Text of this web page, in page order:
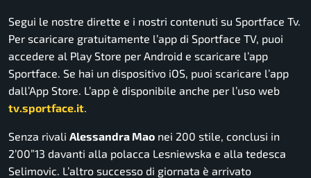
Segui le nostre dirette e i nostri contenuti su Sportface Tv.
Per scaricare gratuitamente l’app di Sportface TV, puoi
accedere al Play Store per Android e scaricare l’app
Sportface. Se hai un dispositivo iOS, puoi scaricare l’app
dall’App Store. L’app è disponibile anche per l’uso web
tv.sportface.it
Senza rivali Alessandra Mao nei 200 stile, conclusi in
2’00”13 davanti alla polacca Lesniewska e alla tedesca
Selimovic. L’altro successo di giornata è arrivato